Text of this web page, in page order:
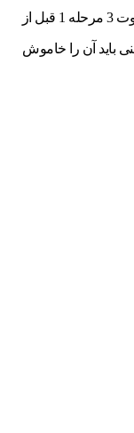
راهنمای تعویض ال سی دی سامسونگ گلکسی نوت 3 مرحله 1 قبل از
3، به دلایل ایمنی باید آن را خاموش